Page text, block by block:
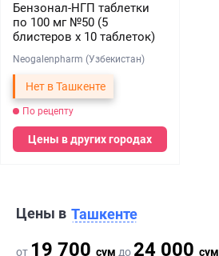
Бензонал-НГП таблетки
по 100 мг №50 (5
блистеров х 10 таблеток)
Neogalenpharm (Узбекистан)
Нет в Ташкенте
По рецепту
Цены в других городах
Цены в Ташкенте
от 19 700 сум до 24 000 сум